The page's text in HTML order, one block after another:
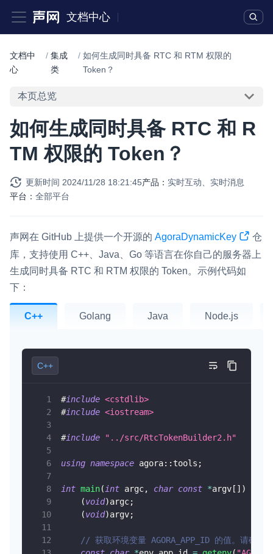
文档中心
文档中
心
/ 集成
类
/ 如何生成同时具备 RTC 和 RTM 权限的
Token？
本页总览
如何生成同时具备 RTC 和 R
TM 权限的 Token？
更新时间 2024/11/28 18:21:45产品： 实时互动、实时消息
平台： 全部平台
声网在 GitHub 上提供一个开源的 AgoraDynamicKey
仓
库，支持使用 C++、Java、Go 等语言在你自己的服务器上
生成同时具备 RTC 和 RTM 权限的 Token。示例代码如
下：
C++ Golang Java Node.js
C++
#include <cstdlib>
#include <iostream>
#include "../src/RtcTokenBuilder2.h"
using namespace agora:: tools ;
int main( int argc, char const *argv [ ] )
(void)argc;
(void)argv;
// 获取环境变量 AGORA_APP_ID 的值。请确保